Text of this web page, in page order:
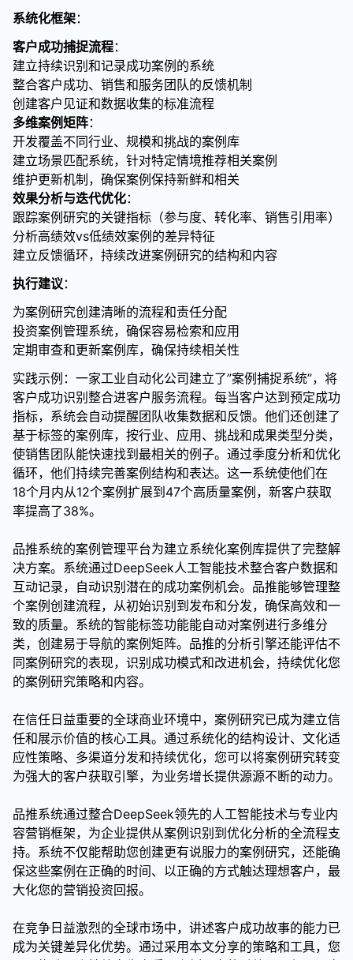
系统化框架：
客户成功捕捉流程：
建立持续识别和记录成功案例的系统
整合客户成功、销售和服务团队的反馈机制
创建客户见证和数据收集的标准流程
多维案例矩阵：
开发覆盖不同行业、规模和挑战的案例库
建立场景匹配系统，针对特定情境推荐相关案例
维护更新机制，确保案例保持新鲜和相关
效果分析与迭代优化：
跟踪案例研究的关键指标（参与度、转化率、销售引用率）
分析高绩效vs低绩效案例的差异特征
建立反馈循环，持续改进案例研究的结构和内容
执行建议：
为案例研究创建清晰的流程和责任分配
投资案例管理系统，确保容易检索和应用
定期审查和更新案例库，确保持续相关性
实践示例：一家工业自动化公司建立了”案例捕捉系统”，将
客户成功识别整合进客户服务流程。每当客户达到预定成功
指标，系统会自动提醒团队收集数据和反馈。他们还创建了
基于标签的案例库，按行业、应用、挑战和成果类型分类，
使销售团队能快速找到最相关的例子。通过季度分析和优化
循环，他们持续完善案例结构和表达。这一系统使他们在
18个月内从12个案例扩展到47个高质量案例，新客户获取
率提高了38%。
品推系统的案例管理平台为建立系统化案例库提供了完整解
决方案。系统通过DeepSeek人工智能技术整合客户数据和
互动记录，自动识别潜在的成功案例机会。品推能够管理整
个案例创建流程，从初始识别到发布和分发，确保高效和一
致的质量。系统的智能标签功能能自动对案例进行多维分
类，创建易于导航的案例矩阵。品推的分析引擎还能评估不
同案例研究的表现，识别成功模式和改进机会，持续优化您
的案例研究策略和内容。
在信任日益重要的全球商业环境中，案例研究已成为建立信
任和展示价值的核心工具。通过系统化的结构设计、文化适
应性策略、多渠道分发和持续优化，您可以将案例研究转变
为强大的客户获取引擎，为业务增长提供源源不断的动力。
品推系统通过整合DeepSeek领先的人工智能技术与专业内
容营销框架，为企业提供从案例识别到优化分析的全流程支
持。系统不仅能帮助您创建更有说服力的案例研究，还能确
保这些案例在正确的时间、以正确的方式触达理想客户，最
大化您的营销投资回报。
在竞争日益激烈的全球市场中，讲述客户成功故事的能力已
成为关键差异化优势。通过采用本文分享的策略和工具，您